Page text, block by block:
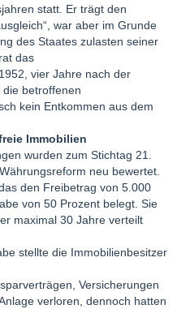
statt. Er trägt den
war aber im Grunde
des Staates zulasten seiner
das
vier Jahre nach der
betroffenen
kein Entkommen aus dem
Immobilien
wurden zum Stichtag 21.
neu bewertet.
den Freibetrag von 5.000
von 50 Prozent belegt. Sie
maximal 30 Jahre verteilt
stellte die Immobilienbesitzer
Versicherungen
verloren, dennoch hatten